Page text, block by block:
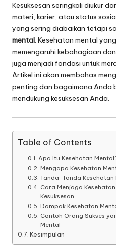
Kesuksesan seringkali diukur
materi, karier, atau status
yang sering diabaikan tetapi
mental. Kesehatan mental
memengaruhi kebahagiaan
juga menjadi fondasi untuk
Artikel ini akan membahas
penting dan bagaimana Anda
mendukung kesuksesan Anda.
Table of Contents
Apa Itu Kesehatan
Mengapa Kesehatan
Tanda-Tanda Kesehatan
Cara Menjaga
Kesuksesan
Dampak Kesehatan
Contoh Orang Sukses
Mental
Kesimpulan